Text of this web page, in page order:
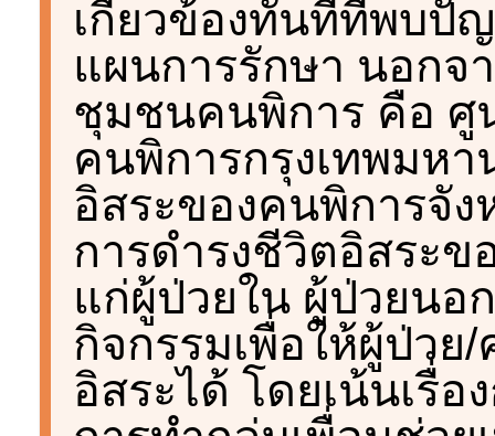
เกี่ยวข้องทันทีที่พบปั
แผนการรักษา นอกจ
ชุมชนคนพิการ คือ ศู
คนพิการกรุงเทพมห
อิสระของคนพิการจั
การดำรงชีวิตอิสระข
แก่ผู้ป่วยใน ผู้ป่วยน
กิจกรรมเพื่อให้ผู้ป่วย
อิสระได้ โดยเน้นเรื่